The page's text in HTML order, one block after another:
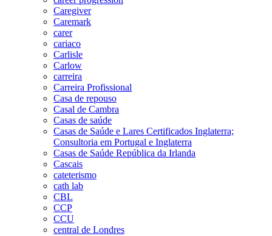
Caregiver
Caremark
carer
cariaco
Carlisle
Carlow
carreira
Carreira Profissional
Casa de repouso
Casal de Cambra
Casas de saúde
Casas de Saúde e Lares Certificados Inglaterra;
Consultoria em Portugal e Inglaterra
Casas de Saúde República da Irlanda
Cascais
cateterismo
cath lab
CBL
CCP
CCU
central de Londres